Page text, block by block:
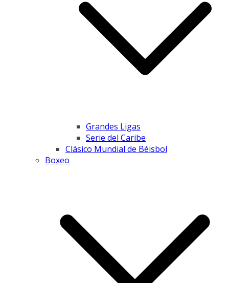
Grandes Ligas
Serie del Caribe
Clásico Mundial de Béisbol
Boxeo